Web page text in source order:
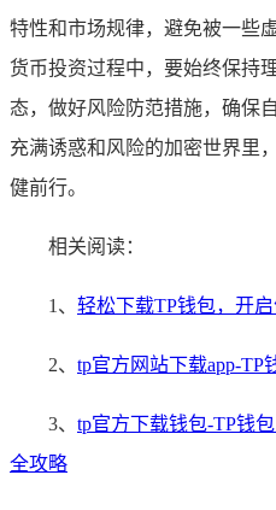
特性和市场规律，避免被一些
货币投资过程中，要始终保持
态，做好风险防范措施，确保
充满诱惑和风险的加密世界里
健前行。
相关阅读：
1、 轻松下载TP钱包，开
2、 tp官方网站下载app-
3、 tp官方下载钱包-TP钱
全攻略